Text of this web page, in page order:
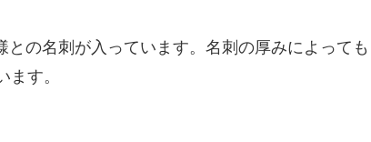
の名刺が入っています。名刺の厚みによっても
す。